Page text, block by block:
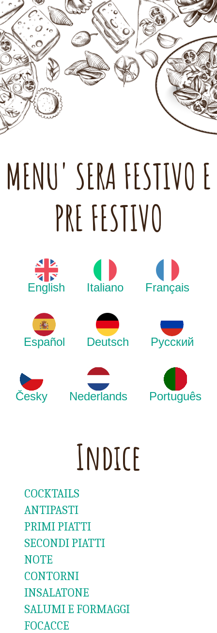
MENU' SERA FESTIVO E
PRE FESTIVO
English Italiano Français
Español Deutsch Русский
Česky Nederlands Português
Indice
COCKTAILS
ANTIPASTI
PRIMI PIATTI
SECONDI PIATTI
NOTE
CONTORNI
INSALATONE
SALUMI E FORMAGGI
FOCACCE